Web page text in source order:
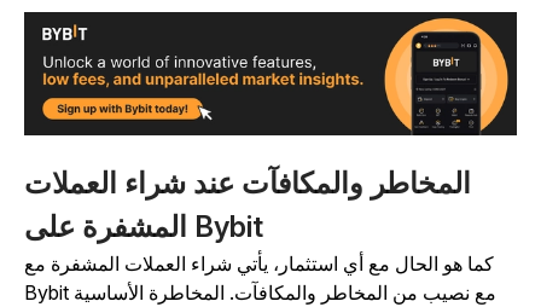
المخاطر والمكافآت عند شراء العملات
المشفرة على Bybit
كما هو الحال مع أي استثمار، يأتي شراء العملات المشفرة مع
Bybit مع نصيب من المخاطر والمكافآت. المخاطرة الأساسية